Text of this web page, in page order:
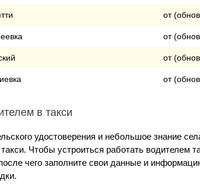
от
от
от
от
в такси
удостоверения и небольшое знание
Чтобы устроиться работать водителем
чего заполните свои данные и